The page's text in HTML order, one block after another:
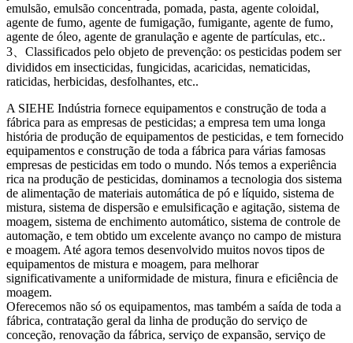
emulsão, emulsão concentrada, pomada, pasta, agente coloidal,
agente de fumo, agente de fumigação, fumigante, agente de fumo,
agente de óleo, agente de granulação e agente de partículas, etc..
3、Classificados pelo objeto de prevenção: os pesticidas podem ser
divididos em insecticidas, fungicidas, acaricidas, nematicidas,
raticidas, herbicidas, desfolhantes, etc..
A SIEHE Indústria fornece equipamentos e construção de toda a
fábrica para as empresas de pesticidas; a empresa tem uma longa
história de produção de equipamentos de pesticidas, e tem fornecido
equipamentos e construção de toda a fábrica para várias famosas
empresas de pesticidas em todo o mundo. Nós temos a experiência
rica na produção de pesticidas, dominamos a tecnologia dos sistema
de alimentação de materiais automática de pó e líquido, sistema de
mistura, sistema de dispersão e emulsificação e agitação, sistema de
moagem, sistema de enchimento automático, sistema de controle de
automação, e tem obtido um excelente avanço no campo de mistura
e moagem. Até agora temos desenvolvido muitos novos tipos de
equipamentos de mistura e moagem, para melhorar
significativamente a uniformidade de mistura, finura e eficiência de
moagem.
Oferecemos não só os equipamentos, mas também a saída de toda a
fábrica, contratação geral da linha de produção do serviço de
conceção, renovação da fábrica, serviço de expansão, serviço de